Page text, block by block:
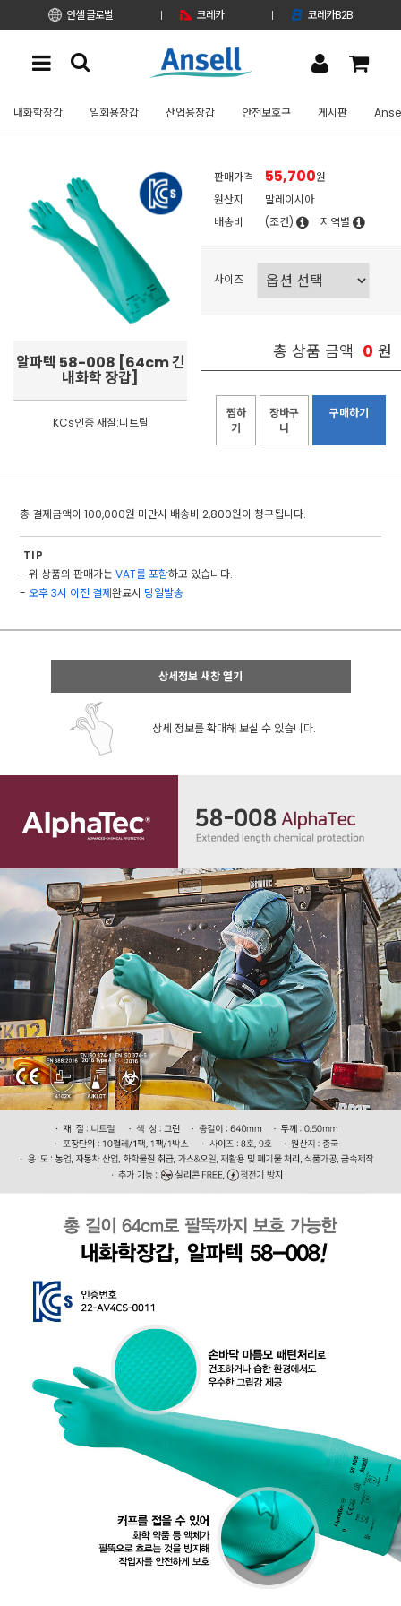
안셀 글로벌 코레카 코레카B2B
내화학장갑 일회용장갑 산업용장갑 안전보호구 게시판
알파텍 58-008 [64cm 긴
내화학 장갑]
KCs인증 재질:니트릴
판매가격 55,700원
원산지
말레이시아
배송비
(조건) 지역별
사이즈
총 상품 금액 0 원
찜하
기
장바구
니
구매하기
총 결제금액이 100,000원 미만시 배송비 2,800원이 청구됩니다.
TIP
- 위 상품의 판매가는VAT를 포함하고 있습니다.
-오후 3시 이전 결제완료시 당일발송
상세정보 새창 열기
상세 정보를 확대해 보실 수 있습니다.